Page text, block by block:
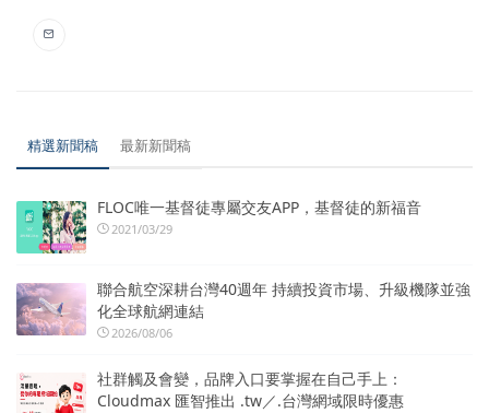
精選新聞稿 最新新聞稿
FLOC唯一基督徒專屬交友APP，基督徒的新福音
2021/03/29
聯合航空深耕台灣40週年 持續投資市場、升級機隊並強
化全球航網連結
2026/08/06
社群觸及會變，品牌入口要掌握在自己手上：
Cloudmax 匯智推出 .tw／.台灣網域限時優惠